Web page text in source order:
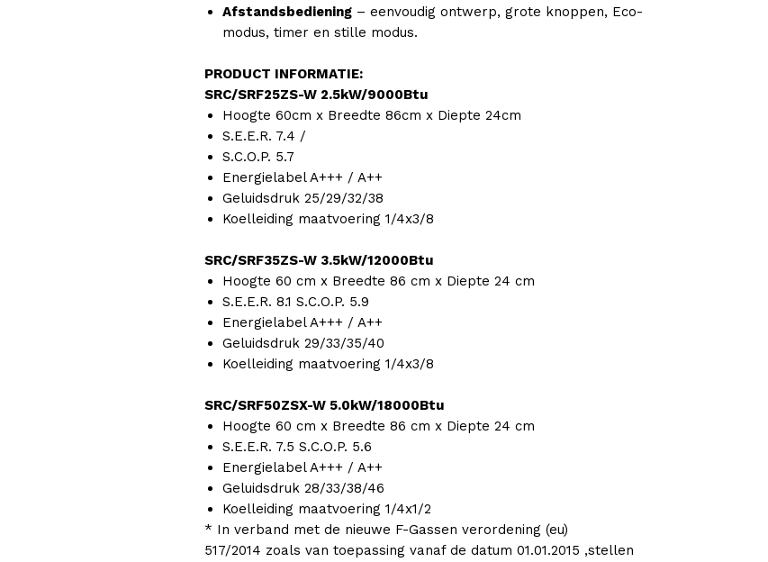
Afstandsbediening – eenvoudig ontwerp, grote knoppen, Eco-
modus, timer en stille modus.
PRODUCT INFORMATIE:
SRC/SRF25ZS-W 2.5kW/9000Btu
Hoogte 60cm x Breedte 86cm x Diepte 24cm
S.E.E.R. 7.4 /
S.C.O.P. 5.7
Energielabel A+++ / A++
Geluidsdruk 25/29/32/38
Koelleiding maatvoering 1/4x3/8
SRC/SRF35ZS-W 3.5kW/12000Btu
Hoogte 60 cm x Breedte 86 cm x Diepte 24 cm
S.E.E.R. 8.1 S.C.O.P. 5.9
Energielabel A+++ / A++
Geluidsdruk 29/33/35/40
Koelleiding maatvoering 1/4x3/8
SRC/SRF50ZSX-W 5.0kW/18000Btu
Hoogte 60 cm x Breedte 86 cm x Diepte 24 cm
S.E.E.R. 7.5 S.C.O.P. 5.6
Energielabel A+++ / A++
Geluidsdruk 28/33/38/46
Koelleiding maatvoering 1/4x1/2
* In verband met de nieuwe F-Gassen verordening (eu)
517/2014 zoals van toepassing vanaf de datum 01.01.2015 ,stellen